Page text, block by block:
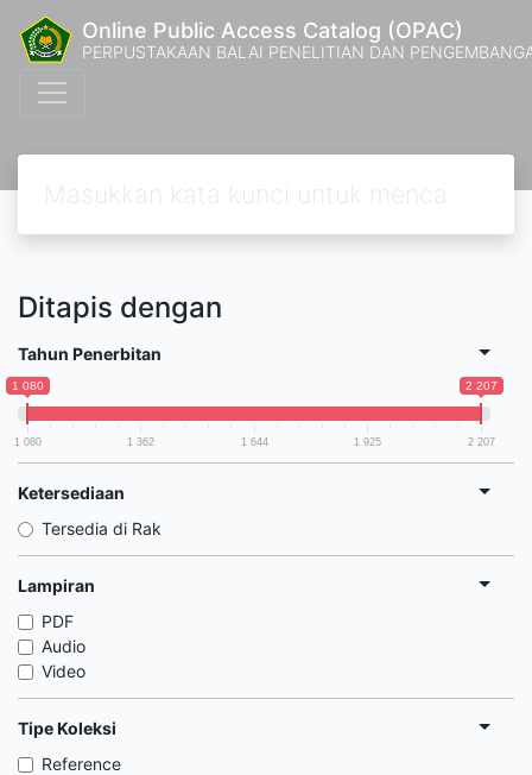
Online Public Access Catalog (OPAC)
PERPUSTAKAAN BALAI PENELITIAN DAN
Ditapis dengan
Tahun Penerbitan
1 080 2 207
1 080 1 362 1 644 1 925 2 207
Ketersediaan
Tersedia di Rak
Lampiran
PDF
Audio
Video
Tipe Koleksi
Reference